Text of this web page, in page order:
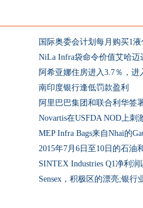
NiLa Infra袋命令价值艾哈迈
南印度银行逢低罚款盈利
阿里巴巴集团和联合利华签
Novartis在USFDA NOD上刺
MEP Infra Bags来自Nhai的
2015年7月6日至10日的石油
Sensex，积极区的漂亮;银